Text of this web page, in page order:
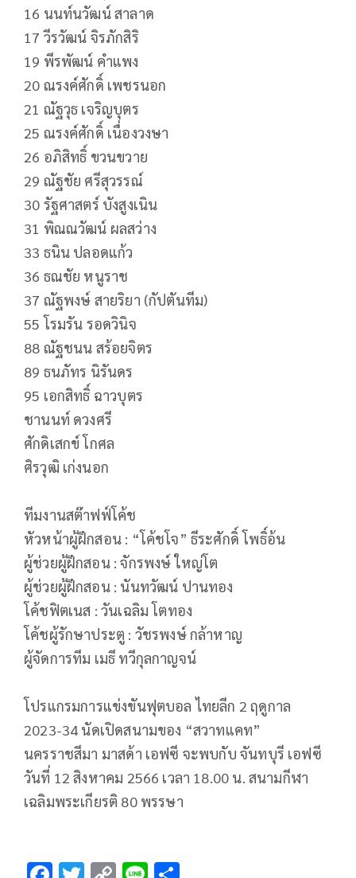
16 นนท์นวัฒน์ สาลาด
17 วีรวัฒน์ จิรภักสิริ
19 พีรพัฒน์ คำแพง
20 ณรงค์ศักดิ์ เพชรนอก
21 ณัฐวุธ เจริญบุตร
25 ณรงค์ศักดิ์ เนื่องวงษา
26 อภิสิทธิ์ ขวนขวาย
29 ณัฐชัย ศรีสุวรรณ์
30 รัฐศาสตร์ บังสูงเนิน
31 พิณณวัฒน์ ผลสว่าง
33 ธนิน ปลอดแก้ว
36 ธณชัย หนูราช
37 ณัฐพงษ์ สายริยา (กัปตันทีม)
55 โรมรัน รอดวินิจ
88 ณัฐชนน สร้อยจิตร
89 ธนภัทร นิรันดร
95 เอกสิทธิ์ ฉาวบุตร
ชานนท์ ดวงศรี
ศักดิเสกข์ โกศล
ศิรวุฒิ เก่งนอก
ทีมงานสต๊าฟฟ์โค้ช
หัวหน้าผู้ฝึกสอน : “โค้ชโจ” ธีระศักดิ์ โพธิ์อ้น
ผู้ช่วยผู้ฝึกสอน : จักรพงษ์ ใหญ่โต
ผู้ช่วยผู้ฝึกสอน : นันทวัฒน์ ปานทอง
โค้ชฟิตเนส : วันเฉลิม โตทอง
โค้ชผู้รักษาประตู : วัชรพงษ์ กล้าหาญ
ผู้จัดการทีม เมธี ทวีกุลกาญจน์
โปรแกรมการแข่งขันฟุตบอล ไทยลีก 2 ฤดูกาล
2023-34 นัดเปิดสนามของ “สวาทแคท”
นครราชสีมา มาสด้า เอฟซี จะพบกับ จันทบุรี เอฟซี
วันที่ 12 สิงหาคม 2566 เวลา 18.00 น. สนามกีฬา
เฉลิมพระเกียรติ 80 พรรษา